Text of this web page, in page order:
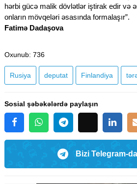
hərbi gücə malik dövlətlər iştirak edir və
onların mövqeləri əsasında formalaşır”.
Fatimə Dadaşova
Oxunub: 736
Rusiya deputat Finlandiya
Sosial şəbəkələrdə paylaşın
Bizi Telegram-